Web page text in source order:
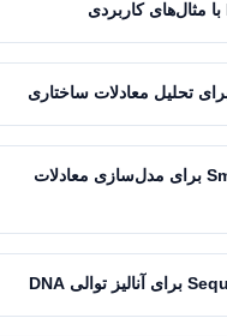
آموزش SmartPLS برای مدل‌سازی معادلات